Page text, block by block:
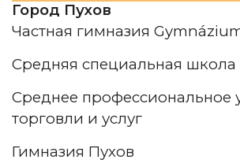
Город Пухов
Частная гимназия
Средняя специальная школа
Среднее профессиональное
торговли и услуг
Гимназия Пухов